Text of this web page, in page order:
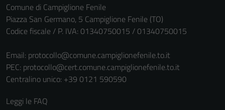
Comune di Campiglione Fenile
Piazza San Germano, 5 Campiglione Fenile (TO)
Codice fiscale / P. IVA: 01340750015 / 01340750015
Email: protocollo@comune.campiglionefenile.to.it
PEC: protocollo@cert.comune.campiglionefenile.to.it
Centralino unico: +39 0121 590590
Leggi le FAQ